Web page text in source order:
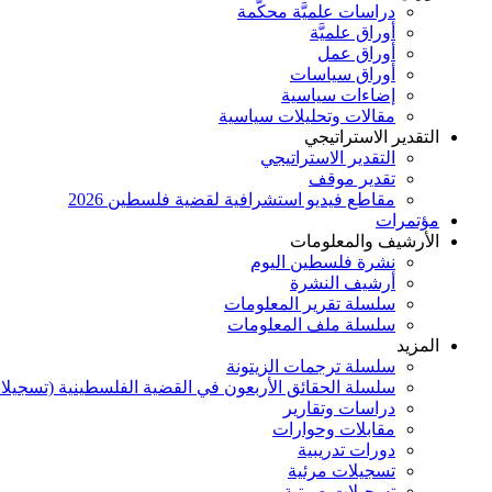
دراسات علميَّة محكَّمة
أوراق علميَّة
أوراق عمل
أوراق سياسات
إضاءات سياسية
مقالات وتحليلات سياسية
التقدير الاستراتيجي
التقدير الاستراتيجي
تقدير موقف
مقاطع فيديو استشرافية لقضية فلسطين 2026
مؤتمرات
الأرشيف والمعلومات
نشرة فلسطين اليوم
أرشيف النشرة
سلسلة تقرير المعلومات
سلسلة ملف المعلومات
المزيد
سلسلة ترجمات الزيتونة
سلسلة الحقائق الأربعون في القضية الفلسطينية
دراسات وتقارير
مقابلات وحوارات
دورات تدريبية
تسجيلات مرئية